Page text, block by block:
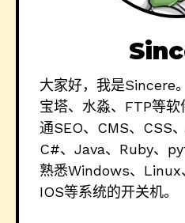
大家好，我是Sincere
宝塔、水淼、FTP等
通SEO、CMS、CSS
C#、Java、Ruby、
熟悉Windows、Linux
IOS等系统的开关机。